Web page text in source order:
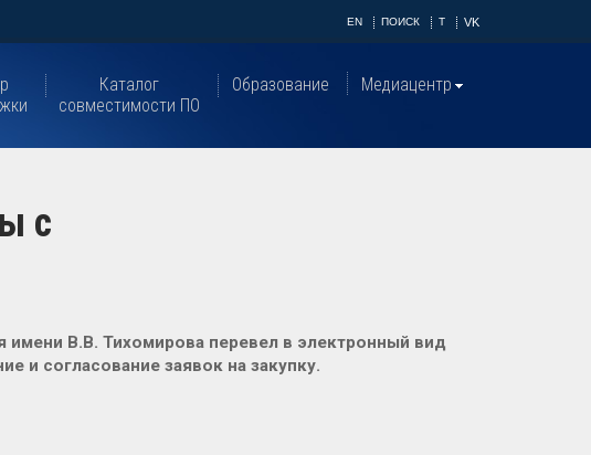
EN ПОИСК T VK
Каталог
совместимости ПО
Образование Медиацентр
с
имени В.В. Тихомирова перевел в электронный вид
и согласование заявок на закупку.